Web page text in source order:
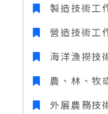
製造技術工
營造技術工
海洋漁撈技
農、林、牧
外展農務技